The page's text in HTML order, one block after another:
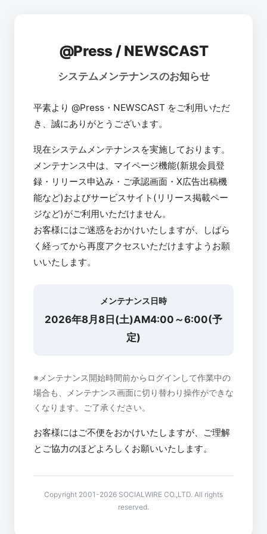
@Press / NEWSCAST
システムメンテナンスのお知らせ
平素より @Press・NEWSCAST をご利用いただ
き、誠にありがとうございます。
現在システムメンテナンスを実施しております。
メンテナンス中は、マイページ機能(新規会員登
録・リリース申込み・ご承認画面・X広告出稿機
能など)およびサービスサイト(リリース掲載ペー
ジなど)がご利用いただけません。
お客様にはご迷惑をおかけいたしますが、しばら
く経ってから再度アクセスいただけますようお願
いいたします。
メンテナンス日時
2026年8月8日(土)AM4:00～6:00(予
定)
※メンテナンス開始時間前からログインして作業中の
場合も、メンテナンス画面に切り替わり操作ができな
くなります。ご了承ください。
お客様にはご不便をおかけいたしますが、ご理解
とご協力のほどよろしくお願いいたします。
Copyright 2001-2026 SOCIALWIRE CO.,LTD. All rights
reserved.